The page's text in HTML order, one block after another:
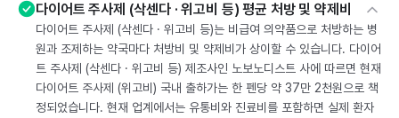
다이어트 주사제 (삭센다 · 위고비 등) 평균 처방 및 약제비
다이어트 주사제 (삭센다 · 위고비 등)는 비급여 의약품으로 처방하는 병
원과 조제하는 약국마다 처방비 및 약제비가 상이할 수 있습니다. 다이어
트 주사제 (삭센다 · 위고비 등) 제조사인 노보노디스트 사에 따르면 현재
다이어트 주사제 (위고비) 국내 출하가는 한 펜당 약 37만 2천원으로 책
정되었습니다. 현재 업계에서는 유통비와 진료비를 포함하면 실제 환자